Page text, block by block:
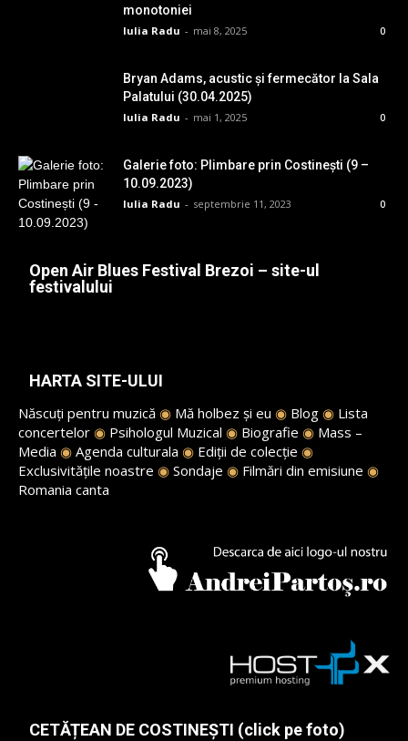
monotoniei
Iulia Radu - mai 8, 2025 0
Bryan Adams, acustic și fermecător la Sala
Palatului (30.04.2025)
Iulia Radu - mai 1, 2025 0
Galerie foto: Plimbare prin Costinești (9 –
10.09.2023)
Iulia Radu - septembrie 11, 2023 0
Open Air Blues Festival Brezoi – site-ul
festivalului
HARTA SITE-ULUI
Născuți pentru muzică ◉ Mă holbez și eu ◉ Blog ◉ Lista
concertelor ◉ Psihologul Muzical ◉ Biografie ◉ Mass –
Media ◉ Agenda culturala ◉ Ediții de colecție ◉
Exclusivitățile noastre ◉ Sondaje ◉ Filmări din emisiune ◉
Romania canta
CETĂȚEAN DE COSTINEȘTI (click pe foto)